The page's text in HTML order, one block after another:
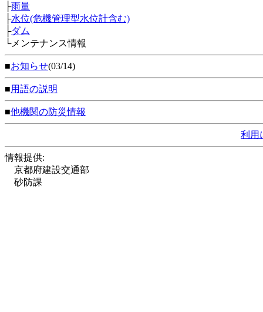
├雨量
├水位(危機管理型水位計含む)
├ダム
└メンテナンス情報
■お知らせ(03/14)
■用語の説明
■他機関の防災情報
利用
情報提供:
京都府建設交通部
砂防課